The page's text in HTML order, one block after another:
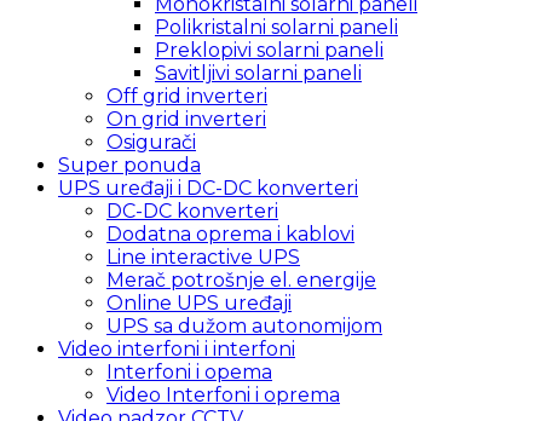
Polikristalni solarni paneli
Preklopivi solarni paneli
Savitljivi solarni paneli
Off grid inverteri
On grid inverteri
Osigurači
Super ponuda
UPS uređaji i DC-DC konverteri
DC-DC konverteri
Dodatna oprema i kablovi
Line interactive UPS
Merač potrošnje el. energije
Online UPS uređaji
UPS sa dužom autonomijom
Video interfoni i interfoni
Interfoni i opema
Video Interfoni i oprema